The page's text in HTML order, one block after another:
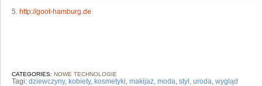
5. http://goot-hamburg.de
CATEGORIES: NOWE TECHNOLOGIE
Tagi: dziewczyny, kobiety, kosmetyki, makijaż, moda, styl , uroda, wygląd